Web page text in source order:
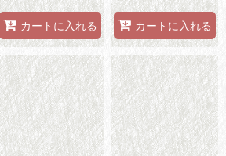
カートに入れる カートに入れる